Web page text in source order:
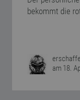
bekommt die
am 18.